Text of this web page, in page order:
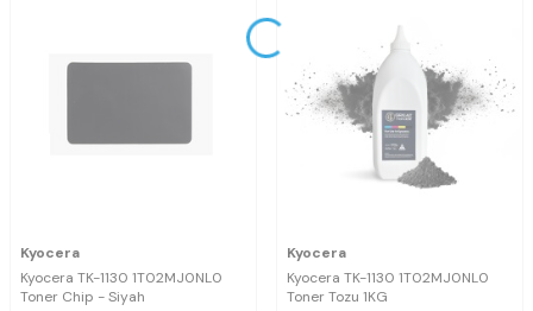
Kyocera
Kyocera TK-1130 1T02MJ0NL0
Toner Chip - Siyah
Kyocera
Kyocera TK-1130 1T02MJ0NL0
Toner Tozu 1KG